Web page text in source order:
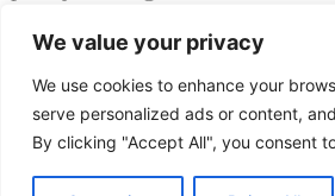
We value your privacy
We use cookies to enhance your
serve personalized ads or content,
By clicking "Accept All", you consent
Sindicatul Național Sport și Tineret: Situația
agravat și inegalitățile salariale au crescut
ARTICOLUL ANTERIOR
Avem noi membri, colegii de la DJST CS au trimis adeziunile